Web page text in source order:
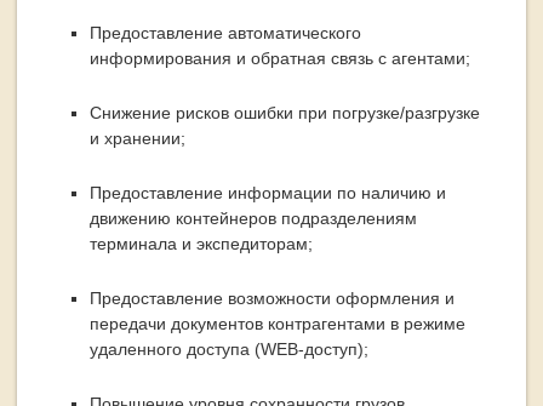
Предоставление автоматического
информирования и обратная связь с агентами;
Снижение рисков ошибки при погрузке/разгрузке
и хранении;
Предоставление информации по наличию и
движению контейнеров подразделениям
терминала и экспедиторам;
Предоставление возможности оформления и
передачи документов контрагентами в режиме
удаленного доступа (WEB-доступ);